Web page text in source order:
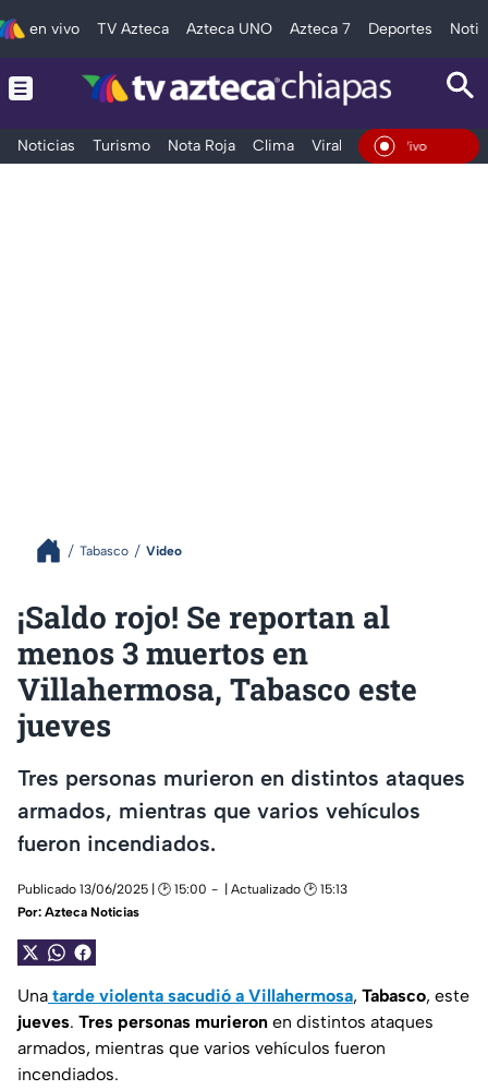
en vivo TV Azteca Azteca UNO Azteca 7 Deportes
Noticias Turismo Nota Roja Clima Viral y Tendencia
En Vivo
Tabasco Video
¡Saldo rojo! Se reportan al
menos 3 muertos en
Villahermosa, Tabasco este
jueves
Tres personas murieron en distintos ataques
armados, mientras que varios vehículos
fueron incendiados.
Publicado 13/06/2025 | 🕑 15:00
| Actualizado 🕑 15:13
Por: Azteca Noticias
Una tarde violenta sacudió a Villahermosa, Tabasco, este
jueves. Tres personas murieron en distintos ataques
armados, mientras que varios vehículos fueron
incendiados.